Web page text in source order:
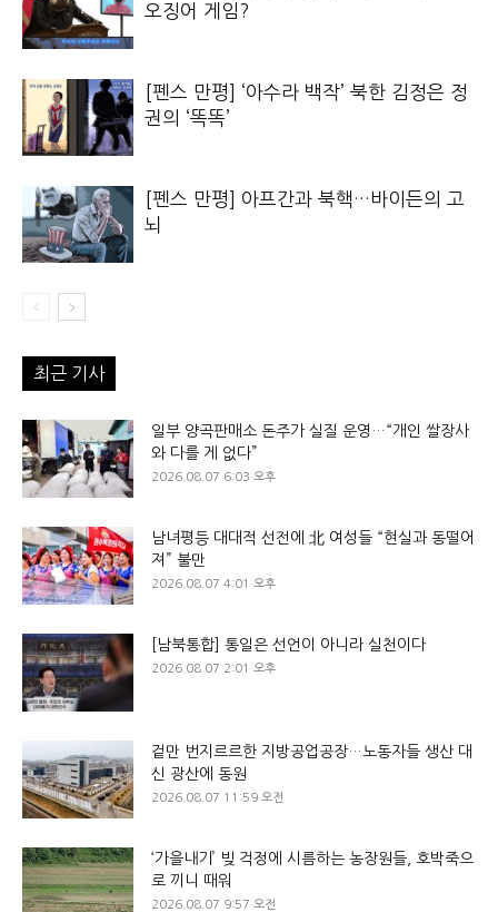
오징어 게임?
[펜스 만평] ‘아수라 백작’ 북한 김정은 정
권의 ‘똑똑’
[펜스 만평] 아프간과 북핵…바이든의 고
뇌
최근 기사
일부 양곡판매소 돈주가 실질 운영…“개인 쌀장사
와 다를 게 없다”
2026.08.07 6:03 오후
남녀평등 대대적 선전에 北 여성들 “현실과 동떨어
져” 불만
2026.08.07 4:01 오후
[남북통합] 통일은 선언이 아니라 실천이다
2026.08.07 2:01 오후
겉만 번지르르한 지방공업공장…노동자들 생산 대
신 광산에 동원
2026.08.07 11:59 오전
‘가을내기’ 빚 걱정에 시름하는 농장원들, 호박죽으
로 끼니 때워
2026.08.07 9:57 오전